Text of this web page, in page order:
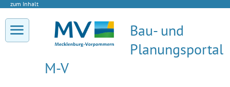
zum Inhalt
Bau- und
Planungsportal
M-V